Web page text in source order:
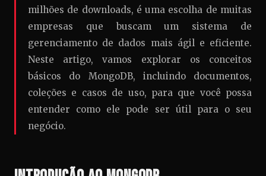
milhões de downloads, é uma escolha de muitas
empresas que buscam um sistema de
gerenciamento de dados mais ágil e eficiente.
Neste artigo, vamos explorar os conceitos
básicos do MongoDB, incluindo documentos,
coleções e casos de uso, para que você possa
entender como ele pode ser útil para o seu
negócio.